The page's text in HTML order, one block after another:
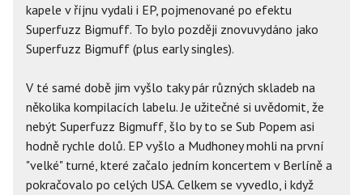
kapele v říjnu vydali i EP, pojmenované po efektu
Superfuzz Bigmuff. To bylo později znovuvydáno jako
Superfuzz Bigmuff (plus early singles).
V té samé době jim vyšlo taky pár různých skladeb na
několika kompilacích labelu. Je užitečné si uvědomit, že
nebýt Superfuzz Bigmuff, šlo by to se Sub Popem asi
hodně rychle dolů. EP vyšlo a Mudhoney mohli na první
"velké" turné, které začalo jedním koncertem v Berlíně a
pokračovalo po celých USA. Celkem se vyvedlo, i když